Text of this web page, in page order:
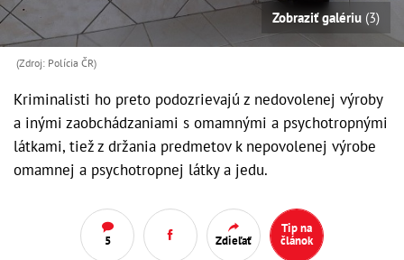
Zobraziť galériu (3)
(Zdroj: Polícia ČR)
Kriminalisti ho preto podozrievajú z nedovolenej výroby
a inými zaobchádzaniami s omamnými a psychotropnými
látkami, tiež z držania predmetov k nepovolenej výrobe
omamnej a psychotropnej látky a jedu.
5 Zdieľať
Tip na
článok